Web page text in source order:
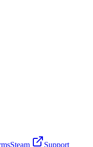
Steam
Support